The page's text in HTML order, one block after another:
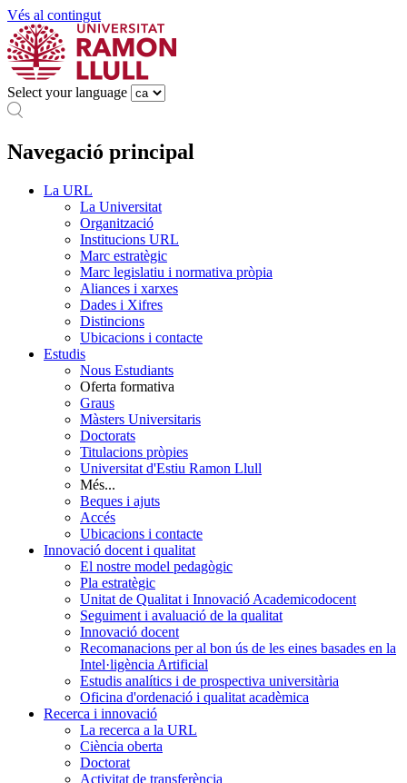
Vés al contingut
Select your language
Navegació principal
La URL
La Universitat
Organització
Institucions URL
Marc estratègic
Marc legislatiu i normativa pròpia
Aliances i xarxes
Dades i Xifres
Distincions
Ubicacions i contacte
Estudis
Nous Estudiants
Oferta formativa
Graus
Màsters Universitaris
Doctorats
Titulacions pròpies
Universitat d'Estiu Ramon Llull
Més...
Beques i ajuts
Accés
Ubicacions i contacte
Innovació docent i qualitat
El nostre model pedagògic
Pla estratègic
Unitat de Qualitat i Innovació Academicodocent
Seguiment i avaluació de la qualitat
Innovació docent
Recomanacions per al bon ús de les eines basades en la
Intel·ligència Artificial
Estudis analítics i de prospectiva universitària
Oficina d'ordenació i qualitat acadèmica
Recerca i innovació
La recerca a la URL
Ciència oberta
Doctorat
Activitat de transferència